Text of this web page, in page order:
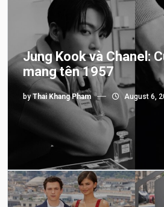
Jung Kook và Chanel:
mang tên 1957
byThai Khang Pham August 6,